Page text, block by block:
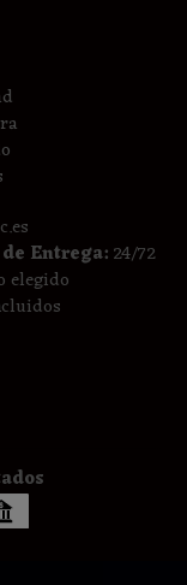
Entrega:24/72
elegido